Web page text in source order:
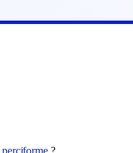
perciforme ?